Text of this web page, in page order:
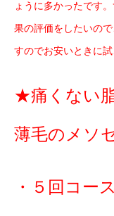
ょうに多かったです
果の評価をしたいの
すのでお安いときに
★痛くない
薄毛のメソ
・５回コー